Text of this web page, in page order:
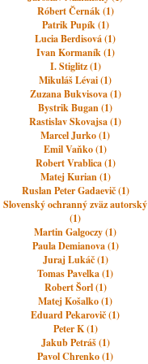
Róbert Černák (1)
Patrik Pupík (1)
Lucia Berdisová (1)
Ivan Kormaník (1)
I. Stiglitz (1)
Mikuláš Lévai (1)
Zuzana Bukvisova (1)
Bystrik Bugan (1)
Rastislav Skovajsa (1)
Marcel Jurko (1)
Emil Vaňko (1)
Robert Vrablica (1)
Matej Kurian (1)
Ruslan Peter Gadaevič (1)
Slovenský ochranný zväz autorský
(1)
Martin Galgoczy (1)
Paula Demianova (1)
Juraj Lukáč (1)
Tomas Pavelka (1)
Robert Šorl (1)
Matej Košalko (1)
Eduard Pekarovič (1)
Peter K (1)
Jakub Petráš (1)
Pavol Chrenko (1)